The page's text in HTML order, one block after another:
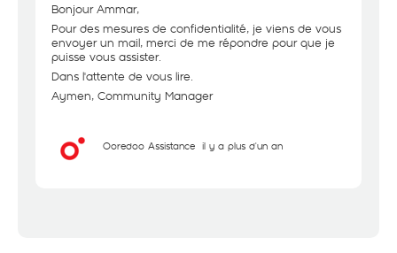
Bonjour Ammar,
Pour des mesures de confidentialité, je viens de vous
envoyer un mail, merci de me répondre pour que je
puisse vous assister.
Dans l'attente de vous lire.
Aymen, Community Manager
Ooredoo Assistance il y a plus d'un an